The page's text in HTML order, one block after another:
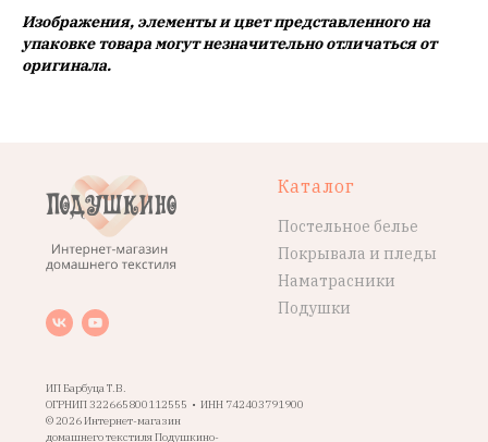
Изображения, элементы и цвет представленного на
упаковке товара могут незначительно отличаться от
оригинала.
ИП Барбуца Т.В.
ОГРНИП 322665800112555 • ИНН 742403791900
© 2026 Интернет-магазин
домашнего текстиля Подушкино-
Каталог
Постельное белье
Покрывала и пледы
Наматрасники
Подушки